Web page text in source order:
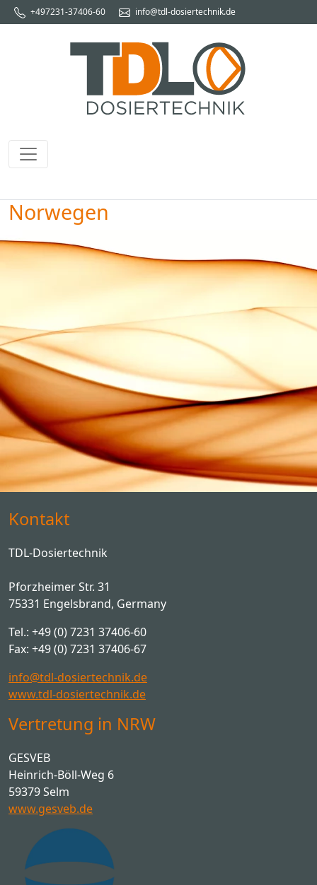
+497231-37406-60 info@tdl-dosiertechnik.de
Norwegen
Kontakt
TDL-Dosiertechnik
Pforzheimer Str. 31
75331 Engelsbrand, Germany
Tel.: +49 (0) 7231 37406-60
Fax: +49 (0) 7231 37406-67
info@tdl-dosiertechnik.de
www.tdl-dosiertechnik.de
Vertretung in NRW
GESVEB
Heinrich-Böll-Weg 6
59379 Selm
www.gesveb.de